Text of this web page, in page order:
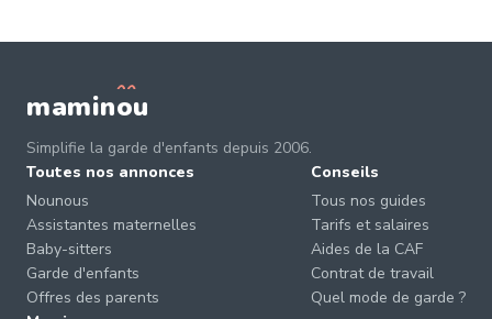
maminou
Simplifie la garde d'enfants depuis 2006.
Toutes nos annonces
Nounous
Assistantes maternelles
Baby-sitters
Garde d'enfants
Offres des parents
Conseils
Tous nos guides
Tarifs et salaires
Aides de la CAF
Contrat de travail
Quel mode de garde ?